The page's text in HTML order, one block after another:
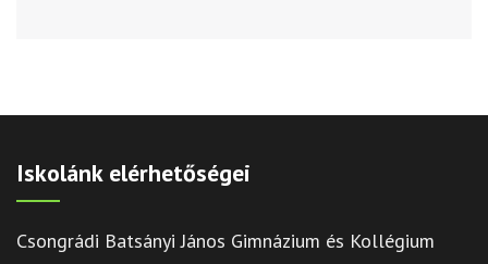
Iskolánk elérhetőségei
Csongrádi Batsányi János Gimnázium és Kollégium